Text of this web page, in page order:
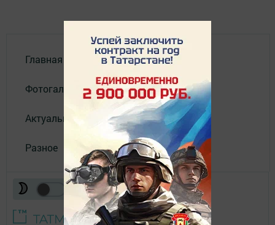
Главная
Фотогалереи
Актуальное видео
Разное